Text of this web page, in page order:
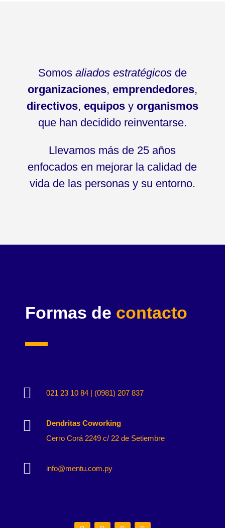
Somos aliados estratégicosde
organizaciones, emprendedores,
directivos, equiposy organismos
que han decidido reinventarse.
Llevamos más de 25 años
enfocados en mejorar la calidad de
vida de las personas y su entorno.
Formas de contacto
 021 23 10 84 | (0981) 207 837

Dendritas Coworking
Cerro Corá 2249 c/ 22 de Setiembre
 info@mentu.com.py